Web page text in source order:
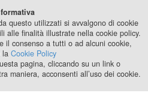
2024
questo utilizzati si avvalgono di cookie
alle finalità illustrate nella cookie policy.
il consenso a tutti o ad alcuni cookie,
la Cookie Policy
pagina, cliccando su un link o
maniera, acconsenti all’uso dei cookie.